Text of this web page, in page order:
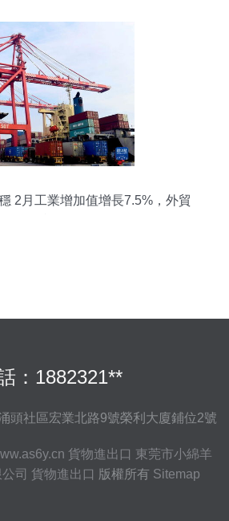
2月工業增加值增長7.5%，外貿
：1882321**
頭社區宏業北路9號榮利大廈鋪位2號
貨物進出口 東莞市小綿羊
司 貨物進出口 版權所有 Sitemap